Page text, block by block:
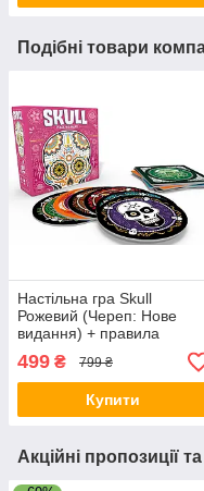
Подібні товари
Настільна гра Skull
Рожевий (Череп: Нове
видання) + правила
499 ₴ 799 ₴
Купити
Акційні пропозиції